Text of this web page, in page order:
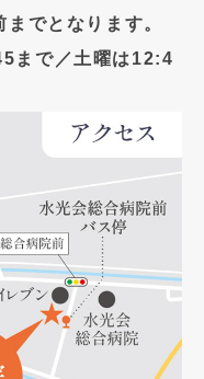
でとなります。
まで／土曜は12:4